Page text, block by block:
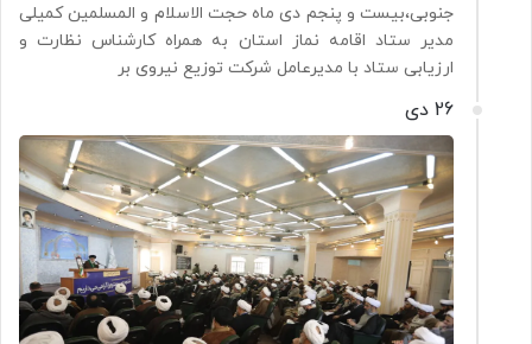
جنوبی،بیست و پنجم دی ماه حجت الاسلام و المسلمین کمیلی
مدیر ستاد اقامه نماز استان به همراه کارشناس نظارت و
ارزیابی ستاد با مدیرعامل شرکت توزیع نیروی بر
26 دی